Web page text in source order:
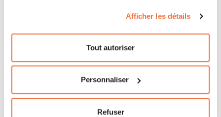
Afficher les détails
Tout autoriser
Personnaliser
Refuser